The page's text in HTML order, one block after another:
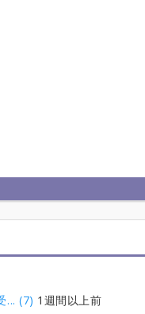
... (7) 1週間以上前